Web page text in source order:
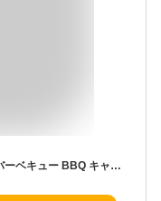
着火剤 着火 焚き火 たき火 カラフル 無臭 バーベキュー BBQ キャンプ 火おこし ファイヤースターター 今治のほこり タオルからうまれた 今治のホコリ 4個セット